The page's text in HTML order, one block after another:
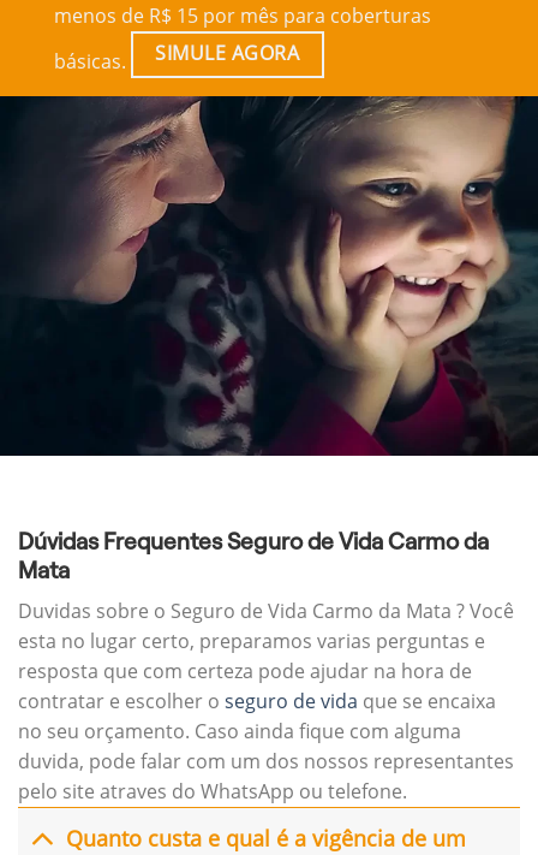
menos de R$ 15 por mês para coberturas
básicas.
SIMULE AGORA
Dúvidas Frequentes Seguro de Vida Carmo da
Mata
Duvidas sobre o Seguro de Vida Carmo da Mata ? Você
esta no lugar certo, preparamos varias perguntas e
resposta que com certeza pode ajudar na hora de
contratar e escolher o seguro de vida que se encaixa
no seu orçamento. Caso ainda fique com alguma
duvida, pode falar com um dos nossos representantes
pelo site atraves do WhatsApp ou telefone.
Quanto custa e qual é a vigência de um